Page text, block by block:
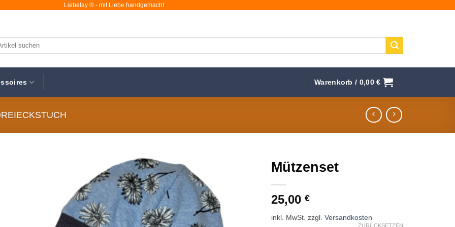
Liebelay ® - mit Liebe handgemacht
Warenkorb / 0,00€
Wunschliste
Mützenset
25,00€
inkl. MwSt. zzgl.Versandkosten
ZURÜCKSETZEN